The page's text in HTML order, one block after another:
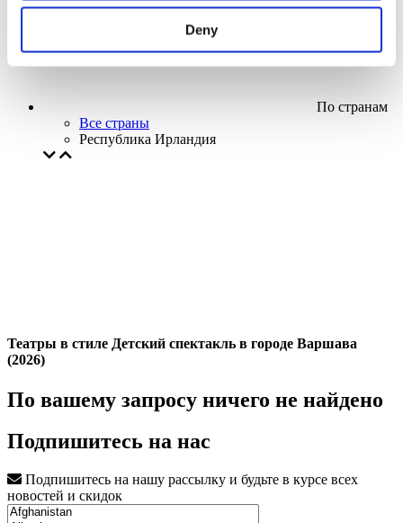
Deny
По странам
Все страны
Республика Ирландия
Театры в стиле Детский спектакль в городе Варшава
(2026)
По вашему запросу ничего не найдено
Подпишитесь на нас
Подпишитесь на нашу рассылку и будьте в курсе всех
новостей и скидок